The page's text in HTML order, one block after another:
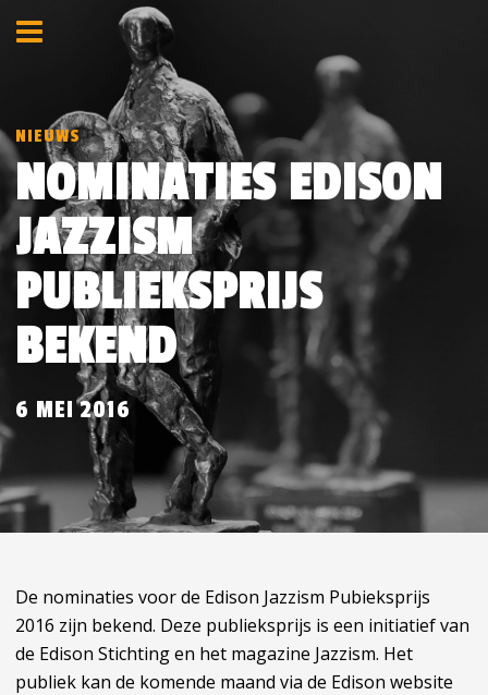
NIEUWS
NOMINATIES EDISON
JAZZISM
PUBLIEKSPRIJS
BEKEND
6 MEI 2016
De nominaties voor de Edison Jazzism Pubieksprijs
2016 zijn bekend. Deze publieksprijs is een initiatief van
de Edison Stichting en het magazine Jazzism. Het
publiek kan de komende maand via de Edison website